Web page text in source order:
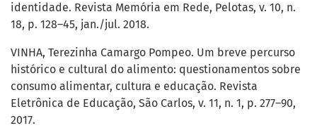
identidade. Revista Memória em Rede, Pelotas, v. 10, n.
18, p. 128–45, jan./jul. 2018.
VINHA, Terezinha Camargo Pompeo. Um breve percurso
histórico e cultural do alimento: questionamentos sobre
consumo alimentar, cultura e educação. Revista
Eletrônica de Educação, São Carlos, v. 11, n. 1, p. 277–90,
2017.